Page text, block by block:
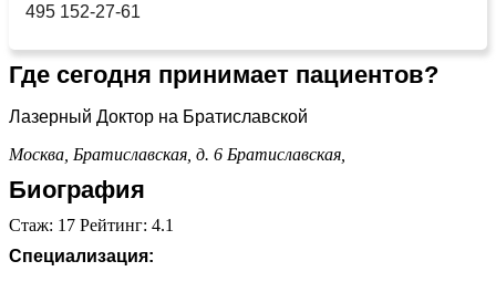
495 152-27-61
Где сегодня принимает пациентов?
Лазерный Доктор на Братиславской
Москва, Братиславская, д. 6 Братиславская,
Биография
Стаж: 17 Рейтинг: 4.1
Специализация: